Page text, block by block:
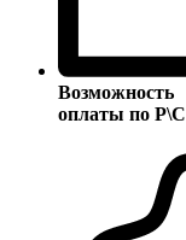
Возможность
оплаты по Р\С